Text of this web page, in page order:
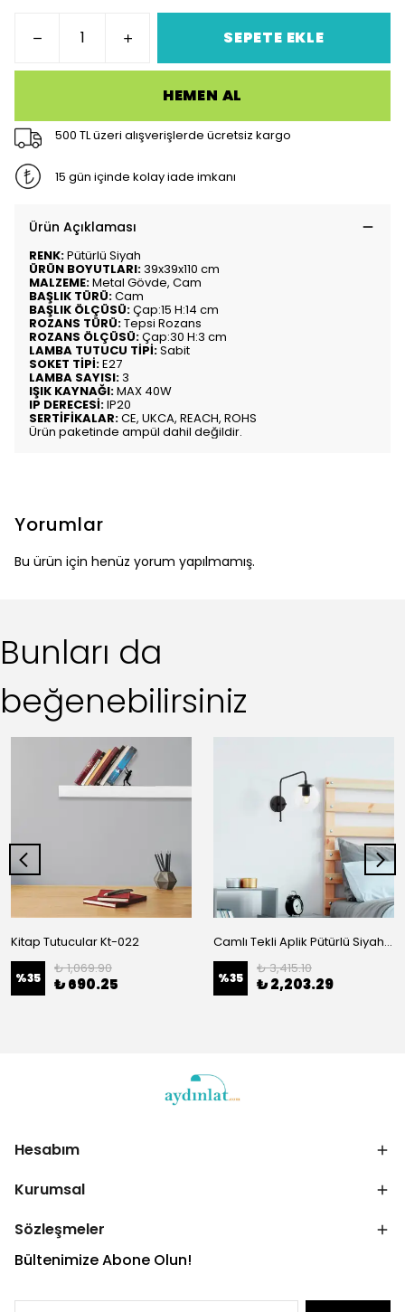
SEPETE EKLE
HEMEN AL
500 TL üzeri alışverişlerde ücretsiz kargo
15 gün içinde kolay iade imkanı
Ürün Açıklaması
RENK:Pütürlü Siyah
ÜRÜN BOYUTLARI:39x39x110 cm
MALZEME:Metal Gövde, Cam
BAŞLIK TÜRÜ:Cam
BAŞLIK ÖLÇÜSÜ:Çap:15 H:14 cm
ROZANS TÜRÜ:Tepsi Rozans
ROZANS ÖLÇÜSÜ:Çap:30 H:3 cm
LAMBA TUTUCU TİPİ:Sabit
SOKET TİPİ:E27
LAMBA SAYISI:3
IŞIK KAYNAĞI:MAX 40W
IP DERECESİ:IP20
SERTİFİKALAR:CE, UKCA, REACH, ROHS
Ürün paketinde ampül dahil değildir.
Yorumlar
Bu ürün için henüz yorum yapılmamış.
Bunları da
beğenebilirsiniz
Kitap Tutucular Kt-022
%35
₺ 1,069.90
₺ 690.25
Camlı Tekli Aplik Pütürlü Siyah 10930
%35
₺ 3,415.10
₺ 2,203.29
Hesabım
Kurumsal
Sözleşmeler
Bültenimize Abone Olun!